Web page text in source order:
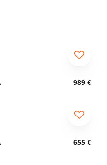
989 €
655 €